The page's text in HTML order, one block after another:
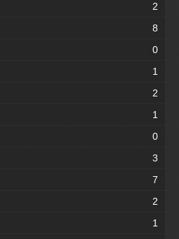
2
8
0
1
2
1
0
3
7
2
1